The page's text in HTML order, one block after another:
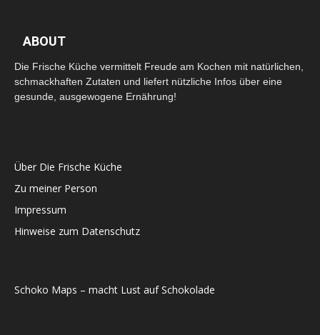
ABOUT
Die Frische Küche vermittelt Freude am Kochen mit natürlichen,
schmackhaften Zutaten und liefert nützliche Infos über eine
gesunde, ausgewogene Ernährung!
Über Die Frische Küche
Zu meiner Person
Impressum
Hinweise zum Datenschutz
Schoko Maps – macht Lust auf Schokolade